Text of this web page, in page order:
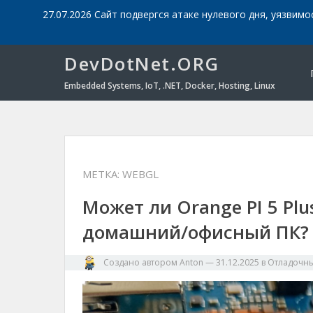
27.07.2026 Сайт подвергся атаке нулевого дня,
DevDotNet.ORG
Embedded Systems, IoT, .NET, Docker, Hosting, Linux
МЕТКА: WEBGL
Может ли Orange PI 5
домашний/офисный ПК?
Создано автором Anton —31.12.2025 в